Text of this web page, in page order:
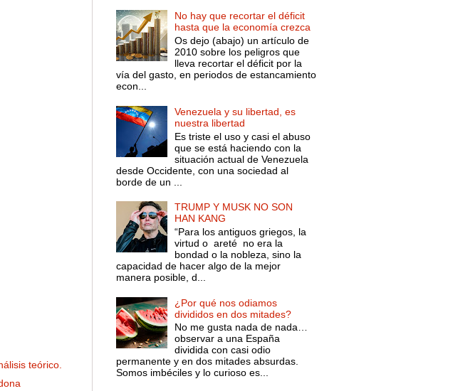
teórico.
No hay que recortar el déficit
hasta que la economía crezca
Os dejo (abajo) un artículo de
2010 sobre los peligros que
lleva recortar el déficit por la
vía del gasto, en periodos de estancamiento
econ...
Venezuela y su libertad, es
nuestra libertad
Es triste el uso y casi el abuso
que se está haciendo con la
situación actual de Venezuela
desde Occidente, con una sociedad al
borde de un ...
TRUMP Y MUSK NO SON
HAN KANG
“Para los antiguos griegos, la
virtud o areté no era la
bondad o la nobleza, sino la
capacidad de hacer algo de la mejor
manera posible, d...
¿Por qué nos odiamos
divididos en dos mitades?
No me gusta nada de nada…
observar a una España
dividida con casi odio
permanente y en dos mitades absurdas.
Somos imbéciles y lo curioso es...